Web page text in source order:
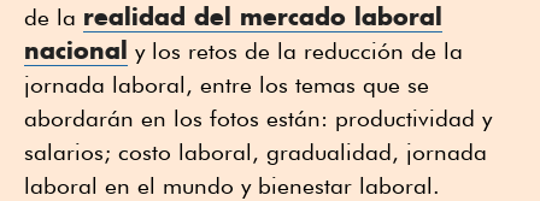
de la realidad del mercado laboral
nacional y los retos de la reducción de la
jornada laboral, entre los temas que se
abordarán en los fotos están: productividad y
salarios; costo laboral, gradualidad, jornada
laboral en el mundo y bienestar laboral.